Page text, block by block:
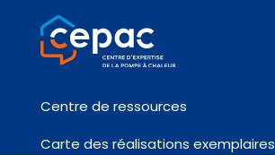
Centre de ressources
Carte des réalisations exemplaires